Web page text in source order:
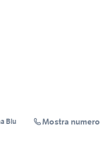
Blu Mostra numero